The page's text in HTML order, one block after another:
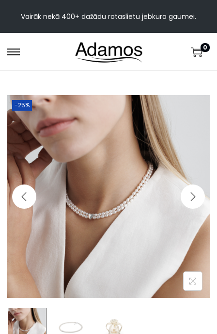
Vairāk nekā 400+ dažādu rotaslietu jebkura gaumei.
0
-25%